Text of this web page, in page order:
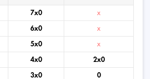
7x0 x
6x0 x
5x0 x
4x0 2x0
3x0 0